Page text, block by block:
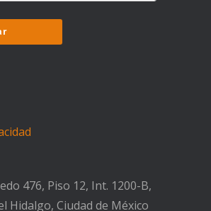
476, Piso 12, Int. 1200-B,
Hidalgo, Ciudad de México